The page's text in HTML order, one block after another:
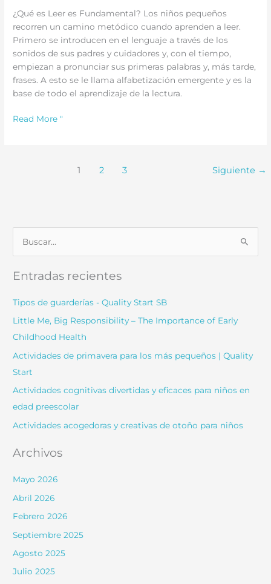
¿Qué es Leer es Fundamental? Los niños pequeños
recorren un camino metódico cuando aprenden a leer.
Primero se introducen en el lenguaje a través de los
sonidos de sus padres y cuidadores y, con el tiempo,
empiezan a pronunciar sus primeras palabras y, más tarde,
frases. A esto se le llama alfabetización emergente y es la
base de todo el aprendizaje de la lectura.
Acerca
Read More "
1 2 3 Siguiente →
a
r
:
Entradas recientes
Tipos de guarderías - Quality Start SB
Little Me, Big Responsibility – The Importance of Early
Childhood Health
Actividades de primavera para los más pequeños | Quality
Start
Actividades cognitivas divertidas y eficaces para niños en
edad preescolar
Actividades acogedoras y creativas de otoño para niños
Archivos
Mayo 2026
Abril 2026
Febrero 2026
Septiembre 2025
Agosto 2025
Julio 2025